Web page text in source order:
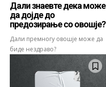
Дали знаевте дека може
да дојде до
предозирање со овошје?
Дали премногу овошје може да
биде нездраво?